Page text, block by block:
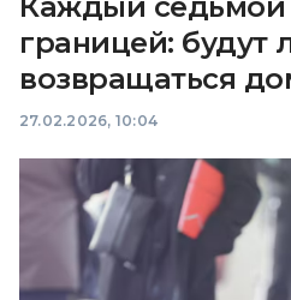
Каждый
границей: будут
возвращаться
27.02.2026, 10:04